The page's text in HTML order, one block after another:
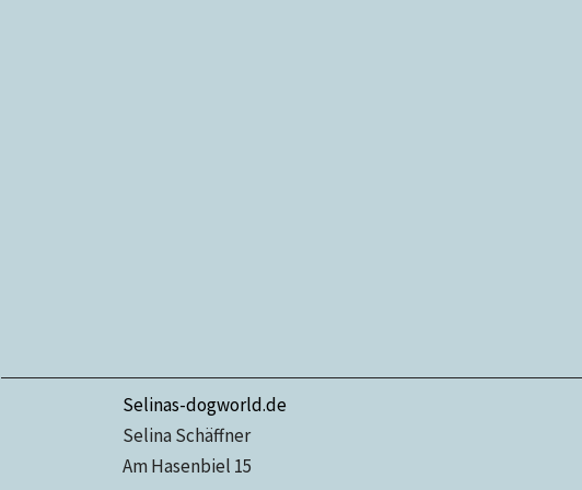
Selinas-dogworld.de
Selina Schäffner
Am Hasenbiel 15